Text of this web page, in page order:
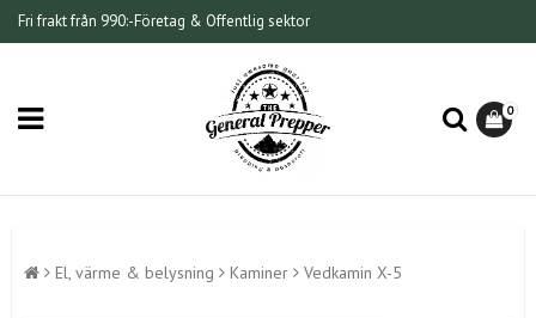
Fri frakt från 990:-Företag & Offentlig sektor
0
El, värme & belysning Kaminer Vedkamin X-5